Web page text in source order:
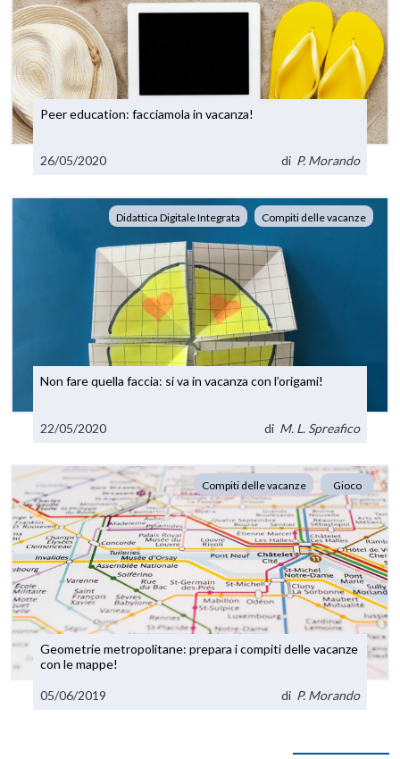
Peer education: facciamola in vacanza!
26/05/2020 di P. Morando
Didattica Digitale Integrata Compiti delle vacanze
Non fare quella faccia: si va in vacanza con l’origami!
22/05/2020 di M. L. Spreafico
Compiti delle vacanze Gioco
Geometrie metropolitane: prepara i compiti delle vacanze
con le mappe!
05/06/2019 di P. Morando